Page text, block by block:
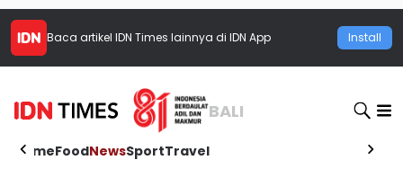
Baca artikel IDN Times lainnya di IDN App Install
BALI
HomeFoodNewsSportTravel